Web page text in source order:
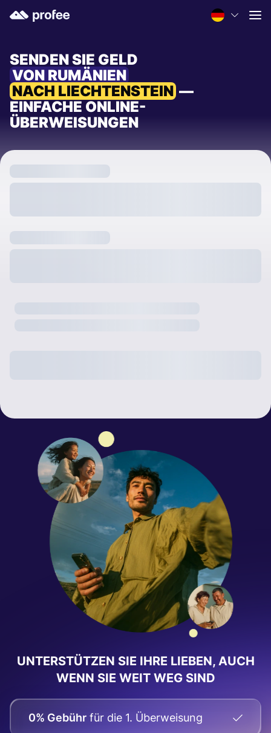
SENDEN SIE GELD
VON RUMÄNIEN
NACH LIECHTENSTEIN —
EINFACHE ONLINE-
ÜBERWEISUNGEN
UNTERSTÜTZEN SIE IHRE LIEBEN, AUCH
WENN SIE WEIT WEG SIND
0% Gebühr für die 1. Überweisung